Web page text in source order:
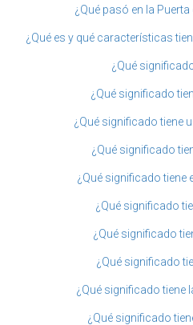
¿Qué pasó en la
¿Qué es y qué características
¿Qué
¿Qué significado
¿Qué significado tiene
¿Qué significado
¿Qué significado tiene
¿Qué significado
¿Qué significado
¿Qué significado
¿Qué significado tiene
¿Qué significado